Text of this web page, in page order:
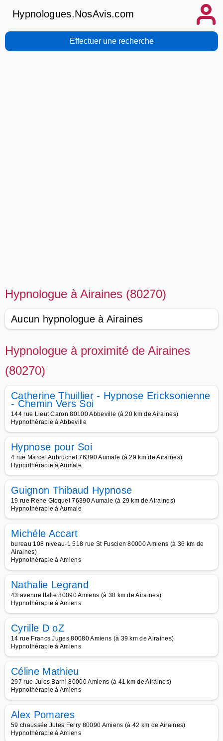
Hypnologues.NosAvis.com
Effectuer une recherche
Hypnologue à Airaines (80270)
Aucun hypnologue à Airaines
Hypnologue à proximité de Airaines
(80270)
Catherine Thuillier - Hypnose Ericksonienne
- Chemin Vers Soi
144 rue Lieut Caron 80100 Abbeville (à 20 km de Airaines)
Hypnothérapie à Abbeville
Hypnose pour Soi
4 rue Marcel Aubruchet 76390 Aumale (à 29 km de Airaines)
Hypnothérapie à Aumale
Guignon Thibaud Hypnose
19 rue Rene Gicquel 76390 Aumale (à 29 km de Airaines)
Hypnothérapie à Aumale
Michéle Accart
bureau 108 niveau-1 518 rue St Fuscien 80000 Amiens (à 36 km de
Airaines)
Hypnothérapie à Amiens
Nathalie Legrand
43 avenue Italie 80090 Amiens (à 38 km de Airaines)
Hypnothérapie à Amiens
Cyrille D oZ
14 rue Francs Juges 80080 Amiens (à 39 km de Airaines)
Hypnothérapie à Amiens
Céline Mathieu
297 rue Jules Barni 80000 Amiens (à 41 km de Airaines)
Hypnothérapie à Amiens
Alex Pomares
59 chaussée Jules Ferry 80090 Amiens (à 42 km de Airaines)
Hypnothérapie à Amiens